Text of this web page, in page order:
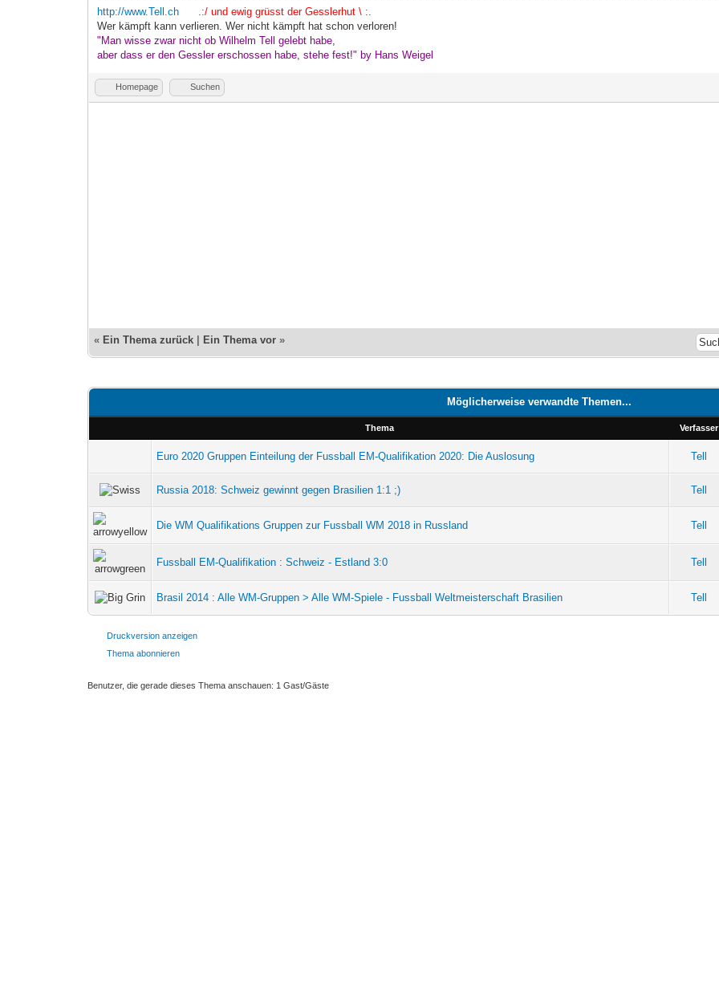
http://www.Tell.ch
.:/ und ewig grüsst der Gesslerhut \ :.
Wer kämpft kann verlieren. Wer nicht kämpft hat schon verloren!
"Man wisse zwar nicht ob Wilhelm Tell gelebt habe,
aber dass er den Gessler erschossen habe, stehe fest!" by Hans Weigel
Homepage Suchen
« Ein Thema zurück Ein Thema vor »
Möglicherweise verwandte Themen...
Thema Verfasser
Euro 2020 Gruppen Einteilung der Fussball EM-Qualifikation 2020: Die Auslosung Tell
Russia 2018: Schweiz gewinnt gegen Brasilien 1:1 ;) Tell
Die WM Qualifikations Gruppen zur Fussball WM 2018 in Russland Tell
Fussball EM-Qualifikation : Schweiz - Estland 3:0 Tell
Brasil 2014 : Alle WM-Gruppen > Alle WM-Spiele - Fussball Weltmeisterschaft Brasilien Tell
Druckversion anzeigen
Thema abonnieren
Benutzer, die gerade dieses Thema anschauen: 1 Gast/Gäste